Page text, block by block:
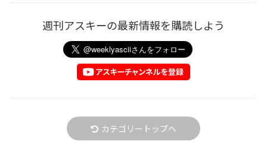
週刊アスキーの最新情報を購読しよう
カテゴリートップへ